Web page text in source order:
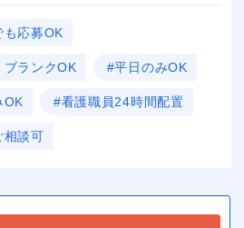
応募OK
ブランクOK #平日のみOK
OK #看護職員24時間配置
相談可